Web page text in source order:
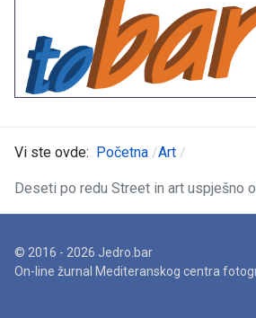
Vi ste ovde: Početna Art
Deseti po redu Street in art uspješno
© 2016 - 2026 Jedro.bar
On-line žurnal Mediteranskog centra